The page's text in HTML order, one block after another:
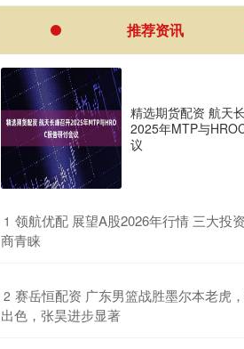
推荐资讯
精选期货配资 航天
2025年MTP与
议
1 领航优配 展望A股2026年行情 三大投
商青睐
2 赛岳恒配资 广东男篮战胜墨尔本老虎
出色，张昊进步显著